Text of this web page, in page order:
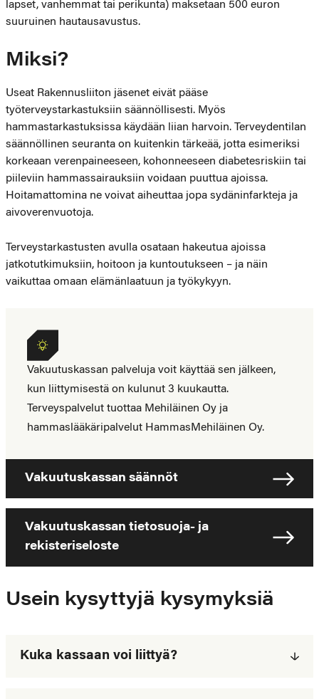
lapset, vanhemmat tai perikunta) maksetaan 500 euron
suuruinen hautausavustus.
Miksi?
Useat Rakennusliiton jäsenet eivät pääse
työterveystarkastuksiin säännöllisesti. Myös
hammastarkastuksissa käydään liian harvoin. Terveydentilan
säännöllinen seuranta on kuitenkin tärkeää, jotta esimeriksi
korkeaan verenpaineeseen, kohonneeseen diabetesriskiin tai
piileviin hammassairauksiin voidaan puuttua ajoissa.
Hoitamattomina ne voivat aiheuttaa jopa sydäninfarkteja ja
aivoverenvuotoja.
Terveystarkastusten avulla osataan hakeutua ajoissa
jatkotutkimuksiin, hoitoon ja kuntoutukseen – ja näin
vaikuttaa omaan elämänlaatuun ja työkykyyn.
Vakuutuskassan
palveluntarjoajat
Vakuutuskassan palveluja voit käyttää sen jälkeen,
kun liittymisestä on kulunut 3 kuukautta.
Terveyspalvelut tuottaa Mehiläinen Oy ja
hammaslääkäripalvelut HammasMehiläinen Oy.
Vakuutuskassan säännöt
Vakuutuskassan tietosuoja- ja
rekisteriseloste
Usein kysyttyjä kysymyksiä
Kuka kassaan voi liittyä?